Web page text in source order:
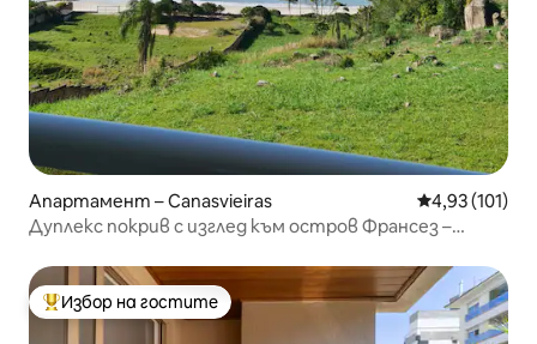
Апартамент – Canasvieiras Средна
4,93 (101)
Дуплекс покрив с изглед към остров Франсез –
Най-популярен избор на гостите
Избор на гостите